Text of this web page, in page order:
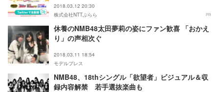
2018.03.12 20:30
株式会社NTTぷらら
PR
休養のNMB48太田夢莉の姿にファン歓喜 「おかえ
り」の声相次ぐ
2018.03.11 18:54
モデルプレス
NMB48、18thシングル「欲望者」ビジュアル＆収
録内容解禁 若手選抜楽曲も